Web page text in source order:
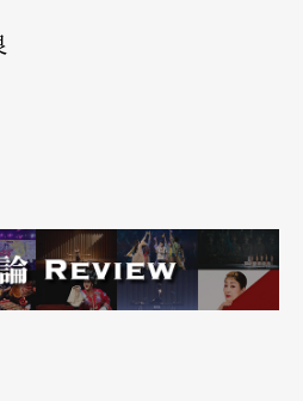
然有語言，然而更重要的
彼此。
錄充滿濃濃的實境節目風
自漸次揭露「我們是在做